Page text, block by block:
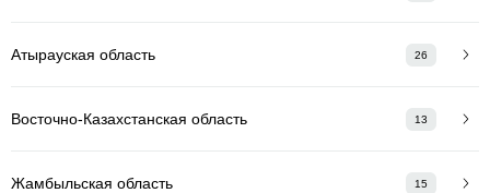
Атырауская область 26
Восточно-Казахстанская область 13
Жамбыльская область 15